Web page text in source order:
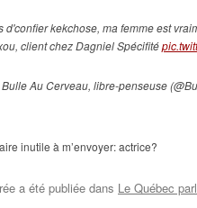
d'confier kekchose, ma femme est
client chez Dagniel Spécifité
Au Cerveau, libre-penseuse
inutile à m’envoyer: actrice?
a été publiée dans Le Québec